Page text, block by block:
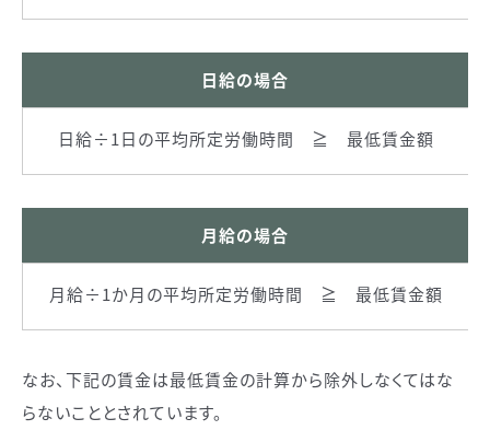
日給の場合
日給÷1日の平均所定労働時間 ≧ 最低賃金額
月給の場合
月給÷1か月の平均所定労働時間 ≧ 最低賃金額
なお、下記の賃金は最低賃金の計算から除外しなくてはな
らないこととされています。